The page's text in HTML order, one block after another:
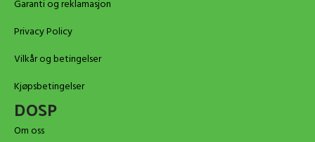
Garanti og reklamasjon
Privacy Policy
Vilkår og betingelser
Kjøpsbetingelser
DOSP
Om oss